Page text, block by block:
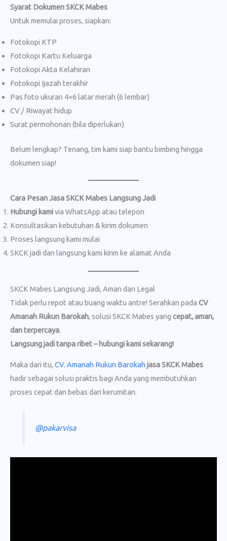
Syarat Dokumen SKCK Mabes
Untuk memulai proses, siapkan:
Fotokopi KTP
Fotokopi Kartu Keluarga
Fotokopi Akta Kelahiran
Fotokopi Ijazah terakhir
Pas foto ukuran 4×6 latar merah (6 lembar)
CV / Riwayat hidup
Surat permohonan (bila diperlukan)
Belum lengkap? Tenang, tim kami siap bantu bimbing hingga
dokumen siap!
Cara Pesan Jasa SKCK Mabes Langsung Jadi
Hubungi kamivia WhatsApp atau telepon
Konsultasikan kebutuhan & kirim dokumen
Proses langsung kami mulai
SKCK jadi dan langsung kami kirim ke alamat Anda
SKCK Mabes Langsung Jadi, Aman dan Legal
Tidak perlu repot atau buang waktu antre! Serahkan pada CV
Amanah Rukun Barokah, solusi SKCK Mabes yang cepat, aman,
dan terpercaya.
Langsung jadi tanpa ribet – hubungi kami sekarang!
Maka dari itu, CV. Amanah Rukun Barokah jasa SKCK Mabes
hadir sebagai solusi praktis bagi Anda yang membutuhkan
proses cepat dan bebas dari kerumitan.
@pakarvisa